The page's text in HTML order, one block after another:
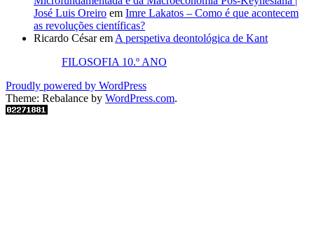
José Luis Oreiro em Imre Lakatos – Como é que acontecem
as revoluções científicas?
Ricardo Césarem A perspetiva deontológica de Kant
FILOSOFIA 10.º ANO
Proudly powered by WordPress
Theme: Rebalance by WordPress.com.